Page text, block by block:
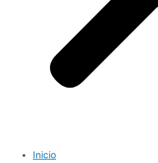
Inicio